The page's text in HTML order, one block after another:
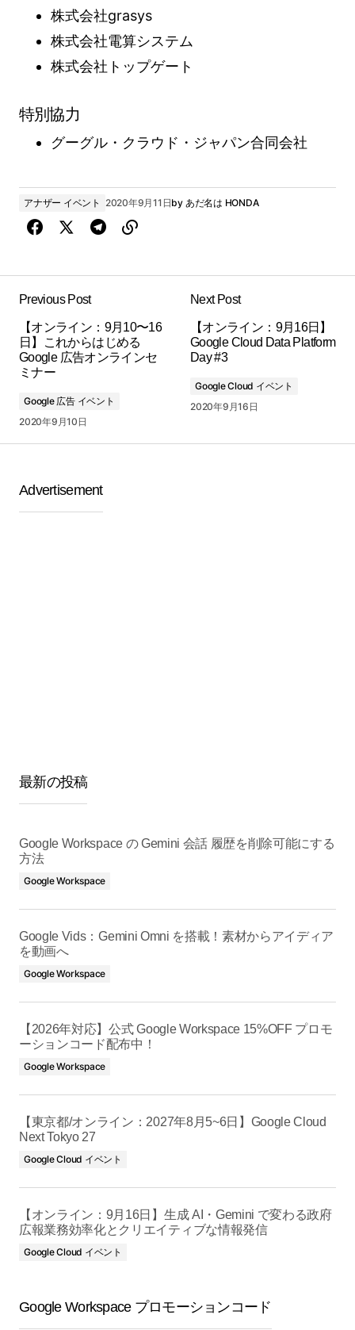
株式会社grasys
株式会社電算システム
株式会社トップゲート
特別協力
グーグル・クラウド・ジャパン合同会社
アナザー イベント 2020年9月11日by あだ名は HONDA
Previous Post
【オンライン：9月10〜16
日】これからはじめる
Google 広告オンラインセ
ミナー
Google 広告 イベント
2020年9月10日
Next Post
【オンライン：9月16日】
Google Cloud Data Platform
Day #3
Google Cloud イベント
2020年9月16日
Advertisement
最新の投稿
Google Workspace の Gemini 会話 履歴を削除可能にする
方法
Google Workspace
Google Vids：Gemini Omni を搭載！素材からアイディア
を動画へ
Google Workspace
【2026年対応】公式 Google Workspace 15%OFF プロモ
ーションコード配布中！
Google Workspace
【東京都/オンライン：2027年8月5~6日】Google Cloud
Next Tokyo 27
Google Cloud イベント
【オンライン：9月16日】生成 AI・Gemini で変わる政府
広報業務効率化とクリエイティブな情報発信
Google Cloud イベント
Google Workspace プロモーションコード